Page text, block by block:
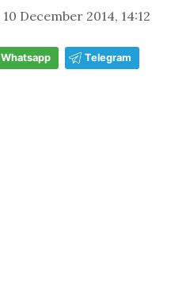
10 December 2014, 14:12
Whatsapp Telegram